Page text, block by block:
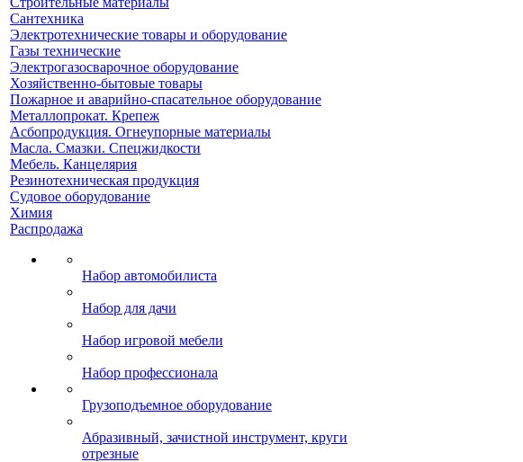
Сантехника
Электротехнические товары и оборудование
Газы технические
Электрогазосварочное оборудование
Хозяйственно-бытовые товары
Пожарное и аварийно-спасательное оборудование
Металлопрокат. Крепеж
Асбопродукция. Огнеупорные материалы
Масла. Смазки. Спецжидкости
Мебель. Канцелярия
Резинотехническая продукция
Судовое оборудование
Химия
Распродажа
Набор автомобилиста
Набор для дачи
Набор игровой мебели
Набор профессионала
Грузоподъемное оборудование
Абразивный, зачистной инструмент, круги
отрезные